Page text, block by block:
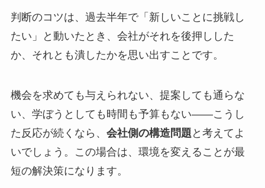
判断のコツは、過去半年で「新しいことに挑戦し
たい」と動いたとき、会社がそれを後押しした
か、それとも潰したかを思い出すことです。
機会を求めても与えられない、提案しても通らな
い、学ぼうとしても時間も予算もない——こうし
た反応が続くなら、 会社側の構造問題 と考えてよ
いでしょう。この場合は、環境を変えることが最
短の解決策になります。